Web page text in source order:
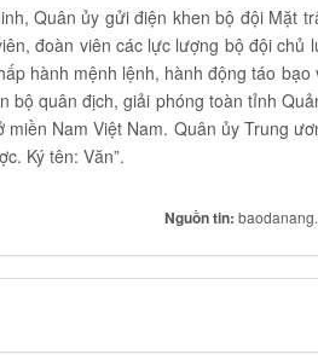
Quân ủy gửi điện khen bộ đội Mặt
đoàn viên các lực lượng bộ đội chủ
hành mệnh lệnh, hành động táo bạo
bộ quân địch, giải phóng toàn tỉnh
Nam Việt Nam. Quân ủy Trung
Ký tên: Văn”.
Nguồn tin: